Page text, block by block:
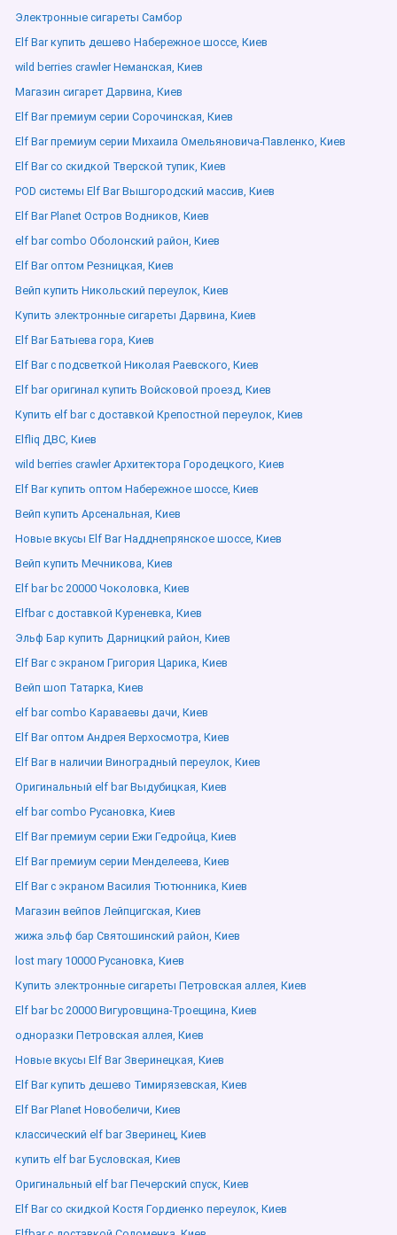
Электронные сигареты Самбор
Elf Bar купить дешево Набережное шоссе, Киев
wild berries crawler Неманская, Киев
Магазин сигарет Дарвина, Киев
Elf Bar премиум серии Сорочинская, Киев
Elf Bar премиум серии Михаила Омельяновича-Павленко, Киев
Elf Bar со скидкой Тверской тупик, Киев
POD системы Elf Bar Вышгородский массив, Киев
Elf Bar Planet Остров Водников, Киев
elf bar combo Оболонский район, Киев
Elf Bar оптом Резницкая, Киев
Вейп купить Никольский переулок, Киев
Купить электронные сигареты Дарвина, Киев
Elf Bar Батыева гора, Киев
Elf Bar с подсветкой Николая Раевского, Киев
Elf bar оригинал купить Войсковой проезд, Киев
Купить elf bar с доставкой Крепостной переулок, Киев
Elfliq ДВС, Киев
wild berries crawler Архитектора Городецкого, Киев
Elf Bar купить оптом Набережное шоссе, Киев
Вейп купить Арсенальная, Киев
Новые вкусы Elf Bar Надднепрянское шоссе, Киев
Вейп купить Мечникова, Киев
Elf bar bc 20000 Чоколовка, Киев
Elfbar с доставкой Куреневка, Киев
Эльф Бар купить Дарницкий район, Киев
Elf Bar с экраном Григория Царика, Киев
Вейп шоп Татарка, Киев
elf bar combo Караваевы дачи, Киев
Elf Bar оптом Андрея Верхосмотра, Киев
Elf Bar в наличии Виноградный переулок, Киев
Оригинальный elf bar Выдубицкая, Киев
elf bar combo Русановка, Киев
Elf Bar премиум серии Ежи Гедройца, Киев
Elf Bar премиум серии Менделеева, Киев
Elf Bar с экраном Василия Тютюнника, Киев
Магазин вейпов Лейпцигская, Киев
жижа эльф бар Святошинский район, Киев
lost mary 10000 Русановка, Киев
Купить электронные сигареты Петровская аллея, Киев
Elf bar bc 20000 Вигуровщина-Троещина, Киев
одноразки Петровская аллея, Киев
Новые вкусы Elf Bar Зверинецкая, Киев
Elf Bar купить дешево Тимирязевская, Киев
Elf Bar Planet Новобеличи, Киев
классический elf bar Зверинец, Киев
купить elf bar Бусловская, Киев
Оригинальный elf bar Печерский спуск, Киев
Elf Bar со скидкой Костя Гордиенко переулок, Киев